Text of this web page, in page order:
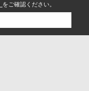
をご確認ください。